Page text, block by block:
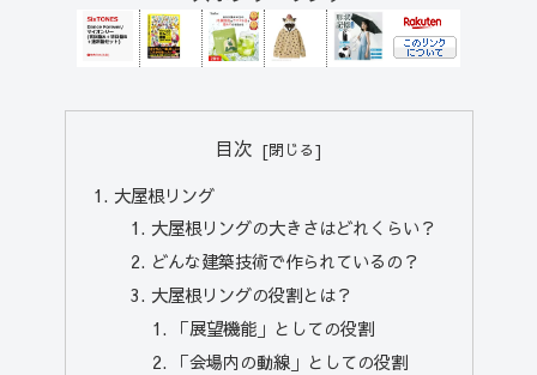
目次
大屋根リング
大屋根リングの大きさはどれくらい？
どんな建築技術で作られているの？
大屋根リングの役割とは？
「展望機能」としての役割
「会場内の動線」としての役割